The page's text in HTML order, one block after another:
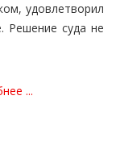
удовлетворил
Решение суда не
...